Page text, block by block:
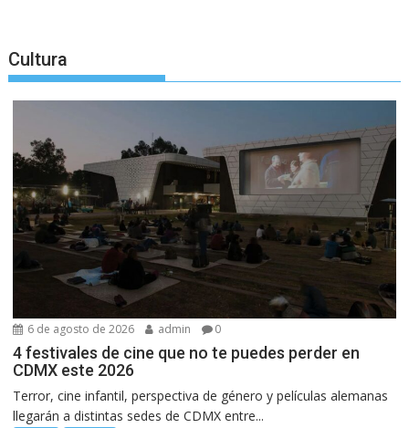
Cultura
6 de agosto de 2026 admin 0
4 festivales de cine que no te puedes perder en
CDMX este 2026
Terror, cine infantil, perspectiva de género y películas alemanas
llegarán a distintas sedes de CDMX entre...